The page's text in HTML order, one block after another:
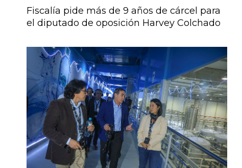
Fiscalía pide más de 9 años de cárcel para
el diputado de oposición Harvey Colchado